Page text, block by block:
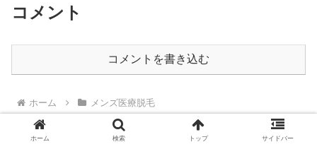
コメント
コメントを書き込む
ホーム メンズ医療脱毛
ホーム 検索 トップ サイドバー